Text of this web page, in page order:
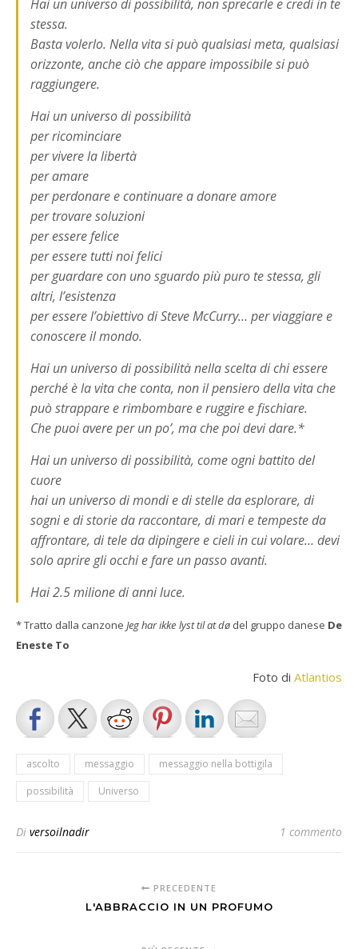
Hai un universo di possibilità, non sprecarle e credi in te
stessa.
Basta volerlo. Nella vita si può qualsiasi meta, qualsiasi
orizzonte, anche ciò che appare impossibile si può
raggiungere.
Hai un universo di possibilità
per ricominciare
per vivere la libertà
per amare
per perdonare e continuare a donare amore
per trovare soluzioni
per essere felice
per essere tutti noi felici
per guardare con uno sguardo più puro te stessa, gli
altri, l’esistenza
per essere l’obiettivo di Steve McCurry… per viaggiare e
conoscere il mondo.
Hai un universo di possibilità nella scelta di chi essere
perché è la vita che conta, non il pensiero della vita che
può strappare e rimbombare e ruggire e fischiare.
Che puoi avere per un po’, ma che poi devi dare.*
Hai un universo di possibilità, come ogni battito del
cuore
hai un universo di mondi e di stelle da esplorare, di
sogni e di storie da raccontare, di mari e tempeste da
affrontare, di tele da dipingere e cieli in cui volare… devi
solo aprire gli occhi e fare un passo avanti.
Hai 2.5 milione di anni luce.
* Tratto dalla canzoneJeg har ikke lyst til at dø del gruppo danese De
Eneste To
Foto di Atlantios
ascolto messaggio
messaggio nella bottigila
possibilità
Universo
Di versoilnadir 1 commento
PRECEDENTE
L'ABBRACCIO IN UN PROFUMO